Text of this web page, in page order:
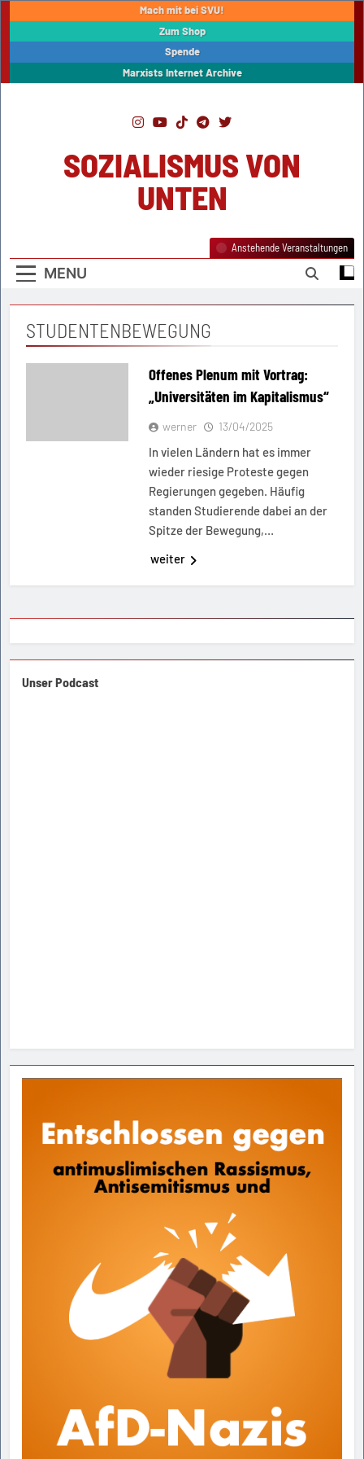
Mach mit bei SVU!
Zum Shop
Spende
Marxists Internet Archive
SOZIALISMUS VON
UNTEN
MENU
Anstehende Veranstaltungen
STUDENTENBEWEGUNG
Offenes Plenum mit Vortrag:
„Universitäten im Kapitalismus“
werner 13/04/2025
In vielen Ländern hat es immer
wieder riesige Proteste gegen
Regierungen gegeben. Häufig
standen Studierende dabei an der
Spitze der Bewegung,…
weiter
Unser Podcast